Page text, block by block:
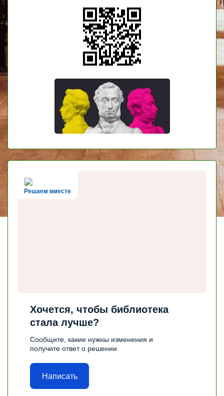
Решаем вместе
Хочется, чтобы библиотека
стала лучше?
Сообщите, какие нужны изменения и
получите ответ о решении
Написать